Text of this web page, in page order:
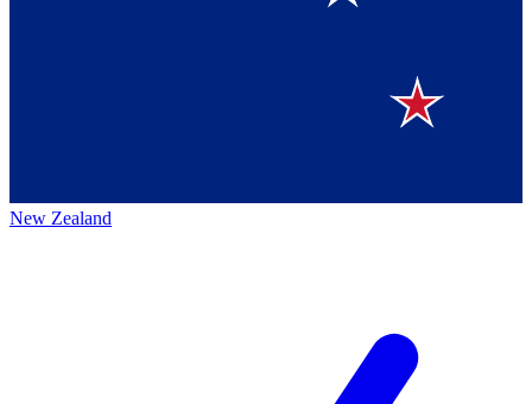
New Zealand